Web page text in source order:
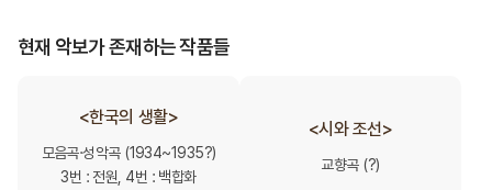
현재 악보가 존재하는 작품들
<한국의 생활>
모음곡·성악곡 (1934~1935?)
3번 : 전원, 4번 : 백합화
<시와 조선>
교향곡 (?)